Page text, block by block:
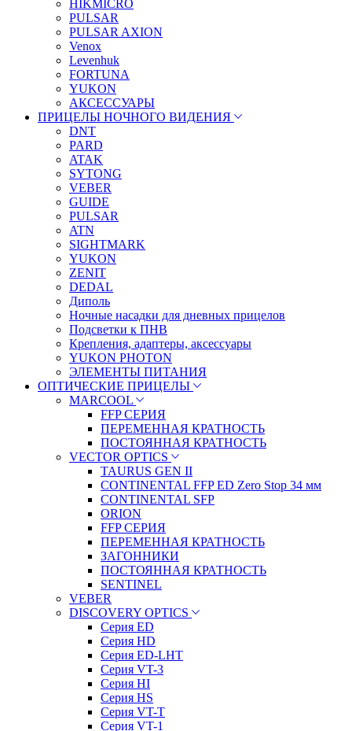
HIKMICRO
PULSAR
PULSAR AXION
Venox
Levenhuk
FORTUNA
YUKON
АКСЕССУАРЫ
ПРИЦЕЛЫ НОЧНОГО ВИДЕНИЯ
DNT
PARD
ATAK
SYTONG
VEBER
GUIDE
PULSAR
ATN
SIGHTMARK
YUKON
ZENIT
DEDAL
Диполь
Ночные насадки для дневных прицелов
Подсветки к ПНВ
Крепления, адаптеры, аксессуары
YUKON PHOTON
ЭЛЕМЕНТЫ ПИТАНИЯ
ОПТИЧЕСКИЕ ПРИЦЕЛЫ
MARCOOL
FFP СЕРИЯ
ПЕРЕМЕННАЯ КРАТНОСТЬ
ПОСТОЯННАЯ КРАТНОСТЬ
VECTOR OPTICS
TAURUS GEN II
CONTINENTAL FFP ED Zero Stop 34 мм
CONTINENTAL SFP
ORION
FFP СЕРИЯ
ПЕРЕМЕННАЯ КРАТНОСТЬ
ЗАГОННИКИ
ПОСТОЯННАЯ КРАТНОСТЬ
SENTINEL
VEBER
DISCOVERY OPTICS
Серия ED
Серия HD
Серия ED-LHT
Серия VT-3
Серия HI
Серия HS
Серия VT-T
Серия VT-1